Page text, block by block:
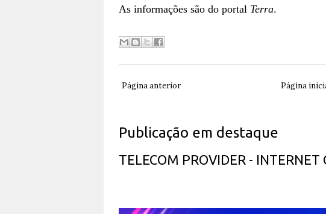
As informações são do portal Terra.
Página anterior Página
Publicação em destaque
TELECOM PROVIDER - INTERNET